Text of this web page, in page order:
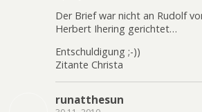
Der Brief war nicht an Rudolf
Herbert Ihering gerichtet…
Entschuldigung ;-))
Zitante Christa
runatthesun